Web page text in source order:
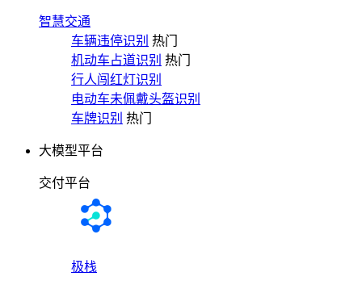
智慧交通
车辆违停识别 热门
机动车占道识别 热门
行人闯红灯识别
电动车未佩戴头盔识别
车牌识别 热门
大模型平台
交付平台
极栈